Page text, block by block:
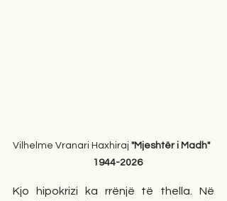
Vilhelme Vranari Haxhiraj "Mjeshtër i Madh"
    1944-2026
Kjo hipokrizi ka rrënjë të thella. Në